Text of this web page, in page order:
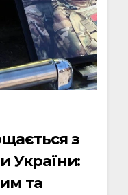
з
України:
та